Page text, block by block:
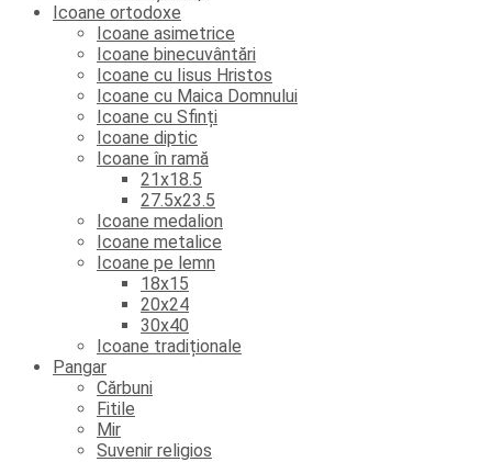
Icoane ortodoxe
Icoane asimetrice
Icoane binecuvântări
Icoane cu Iisus Hristos
Icoane cu Maica Domnului
Icoane cu Sfinți
Icoane diptic
Icoane în ramă
21x18.5
27.5x23.5
Icoane medalion
Icoane metalice
Icoane pe lemn
18x15
20x24
30x40
Icoane tradiționale
Pangar
Cărbuni
Fitile
Mir
Suvenir religios